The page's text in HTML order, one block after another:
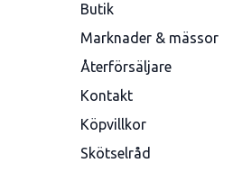
Butik
Marknader & mässor
Återförsäljare
Kontakt
Köpvillkor
Skötselråd